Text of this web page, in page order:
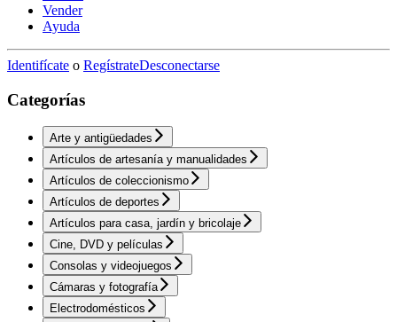
Vender
Ayuda
Identifícate o RegístrateDesconectarse
Categorías
Arte y antigüedades
Artículos de artesanía y manualidades
Artículos de coleccionismo
Artículos de deportes
Artículos para casa, jardín y bricolaje
Cine, DVD y películas
Consolas y videojuegos
Cámaras y fotografía
Electrodomésticos